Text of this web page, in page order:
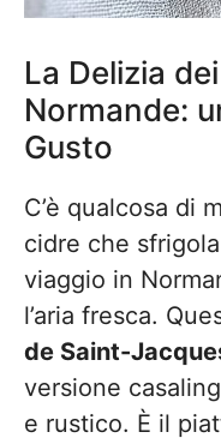
La Delizia
Normande:
Gusto
C’è qualcosa di
cidre che
viaggio in
l’aria fresca.
de Saint-
versione
e rustico. È il